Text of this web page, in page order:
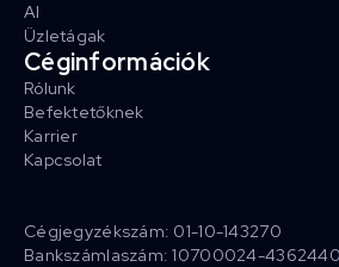
AI
Üzletágak
Céginformációk
Rólunk
Befektetőknek
Karrier
Kapcsolat
Cégjegyzékszám: 01-10-143270
Bankszámlaszám: 10700024-